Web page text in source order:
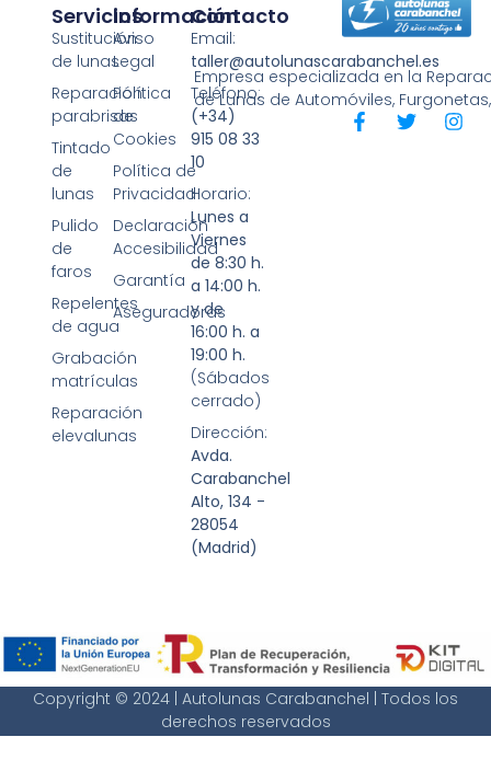
Empresa especializada en la
de Lunas de Automóviles,
Servicios
Sustitución
de lunas
Reparación
parabrisas
Tintado
de
lunas
Pulido
de
faros
Repelentes
de agua
Grabación
matrículas
Reparación
elevalunas
Información
Aviso
Legal
Política
de
Cookies
Política de
Privacidad
Declaración
Accesibilidad
Garantía
Aseguradoras
Contacto
Email:
taller@autolunascarabanchel.es
Teléfono:
(+34)
915 08 33
10
Horario:
Lunes a
Viernes
de 8:30 h.
a 14:00 h.
y de
16:00 h. a
19:00 h.
(Sábados
cerrado)
Dirección:
Avda.
Carabanchel
Alto, 134 -
28054
(Madrid)
Copyright © 2024 | Autolunas Carabanchel | Todos los
derechos reservados